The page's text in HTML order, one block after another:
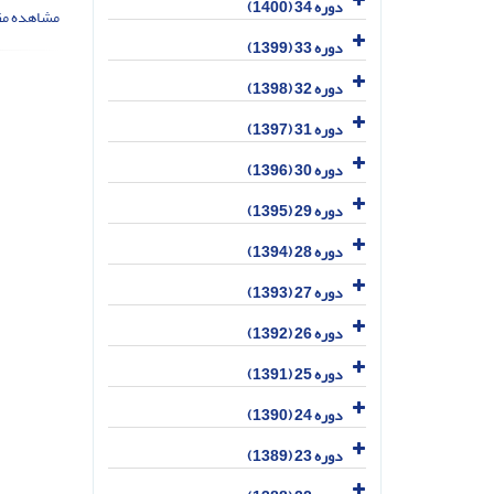
مشاهده
دوره 34 (1400)
دوره 33 (1399)
دوره 32 (1398)
دوره 31 (1397)
دوره 30 (1396)
دوره 29 (1395)
دوره 28 (1394)
دوره 27 (1393)
دوره 26 (1392)
دوره 25 (1391)
دوره 24 (1390)
دوره 23 (1389)